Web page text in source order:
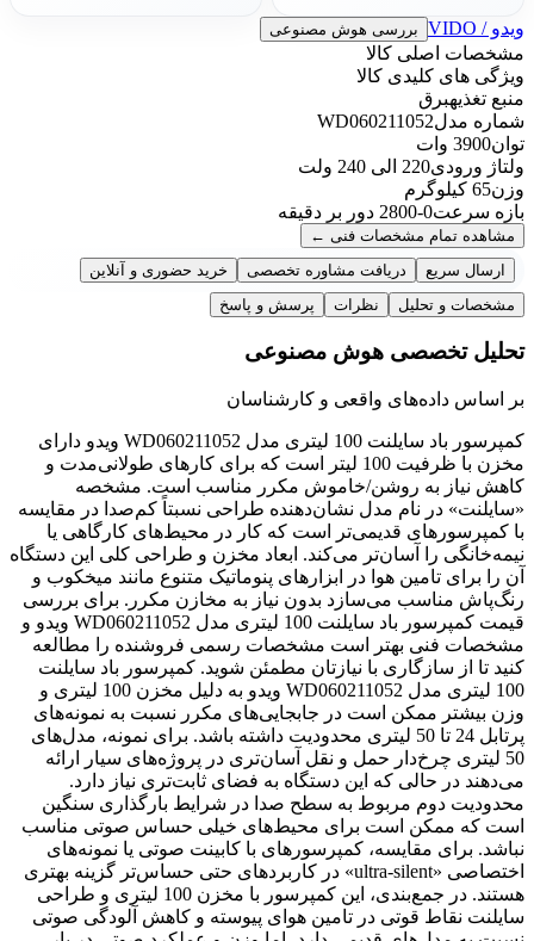
ویدو / VIDO بررسی هوش مصنوعی
مشخصات اصلی کالا
ویژگی های کلیدی کالا
منبع تغذیهبرق
شماره مدلWD060211052
توان3900 وات
ولتاژ ورودی220 الی 240 ولت
وزن65 کیلوگرم
بازه سرعت0-2800 دور بر دقیقه
مشاهده تمام مشخصات فنی ←
ارسال سریع
دریافت مشاوره تخصصی
خرید حضوری و آنلاین
مشخصات و تحلیل
نظرات پرسش و پاسخ
تحلیل تخصصی هوش مصنوعی
بر اساس داده‌های واقعی و کارشناسان
کمپرسور باد سایلنت 100 لیتری مدل WD060211052 ویدو دارای
مخزن با ظرفیت 100 لیتر است که برای کارهای طولانی‌مدت و
کاهش نیاز به روشن/خاموش مکرر مناسب است. مشخصه
«سایلنت» در نام مدل نشان‌دهنده طراحی نسبتاً کم‌صدا در مقایسه
با کمپرسورهای قدیمی‌تر است که کار در محیط‌های کارگاهی یا
نیمه‌خانگی را آسان‌تر می‌کند. ابعاد مخزن و طراحی کلی این دستگاه
آن را برای تامین هوا در ابزارهای پنوماتیک متنوع مانند میخکوب و
رنگ‌پاش مناسب می‌سازد بدون نیاز به مخازن مکرر. برای بررسی
قیمت کمپرسور باد سایلنت 100 لیتری مدل WD060211052 ویدو و
مشخصات فنی بهتر است مشخصات رسمی فروشنده را مطالعه
کنید تا از سازگاری با نیازتان مطمئن شوید. کمپرسور باد سایلنت
100 لیتری مدل WD060211052 ویدو به دلیل مخزن 100 لیتری و
وزن بیشتر ممکن است در جابجایی‌های مکرر نسبت به نمونه‌های
پرتابل 24 تا 50 لیتری محدودیت داشته باشد. برای نمونه، مدل‌های
50 لیتری چرخ‌دار حمل و نقل آسان‌تری در پروژه‌های سیار ارائه
می‌دهند در حالی که این دستگاه به فضای ثابت‌تری نیاز دارد.
محدودیت دوم مربوط به سطح صدا در شرایط بارگذاری سنگین
است که ممکن است برای محیط‌های خیلی حساس صوتی مناسب
نباشد. برای مقایسه، کمپرسورهای با کابینت صوتی یا نمونه‌های
اختصاصی «ultra-silent» در کاربردهای حتی حساس‌تر گزینه بهتری
هستند. در جمع‌بندی، این کمپرسور با مخزن 100 لیتری و طراحی
سایلنت نقاط قوتی در تامین هوای پیوسته و کاهش آلودگی صوتی